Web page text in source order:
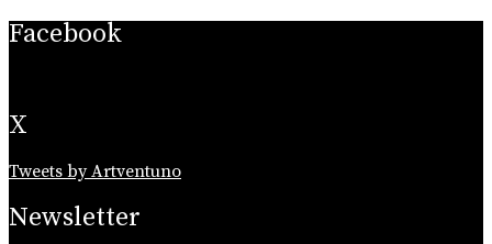
Facebook
X
Tweets by Artventuno
Newsletter